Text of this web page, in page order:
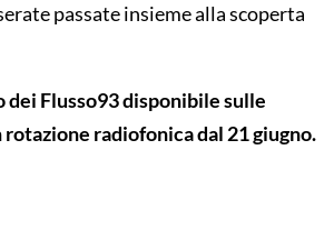
passate insieme alla scoperta
dei Flusso93 disponibile sulle
radiofonica dal 21 giugno.